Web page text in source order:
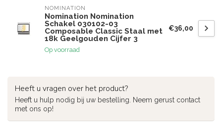
NOMINATION
Nomination Nomination
Schakel 030102-03
Composable Classic Staal met
18k Geelgouden Cijfer 3
Op voorraad
€36,00
Heeft u vragen over het product?
Heeft u hulp nodig bij uw bestelling. Neem gerust contact
met ons op!